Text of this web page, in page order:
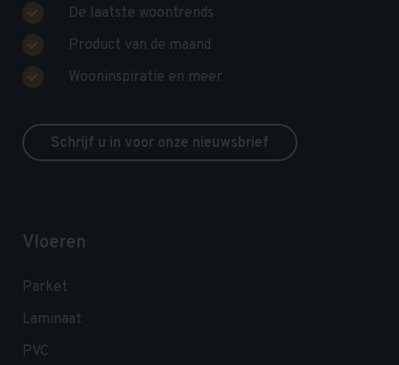
De laatste woontrends
Product van de maand
Wooninspiratie en meer
Schrijf u in voor onze nieuwsbrief
Vloeren
Parket
Laminaat
PVC